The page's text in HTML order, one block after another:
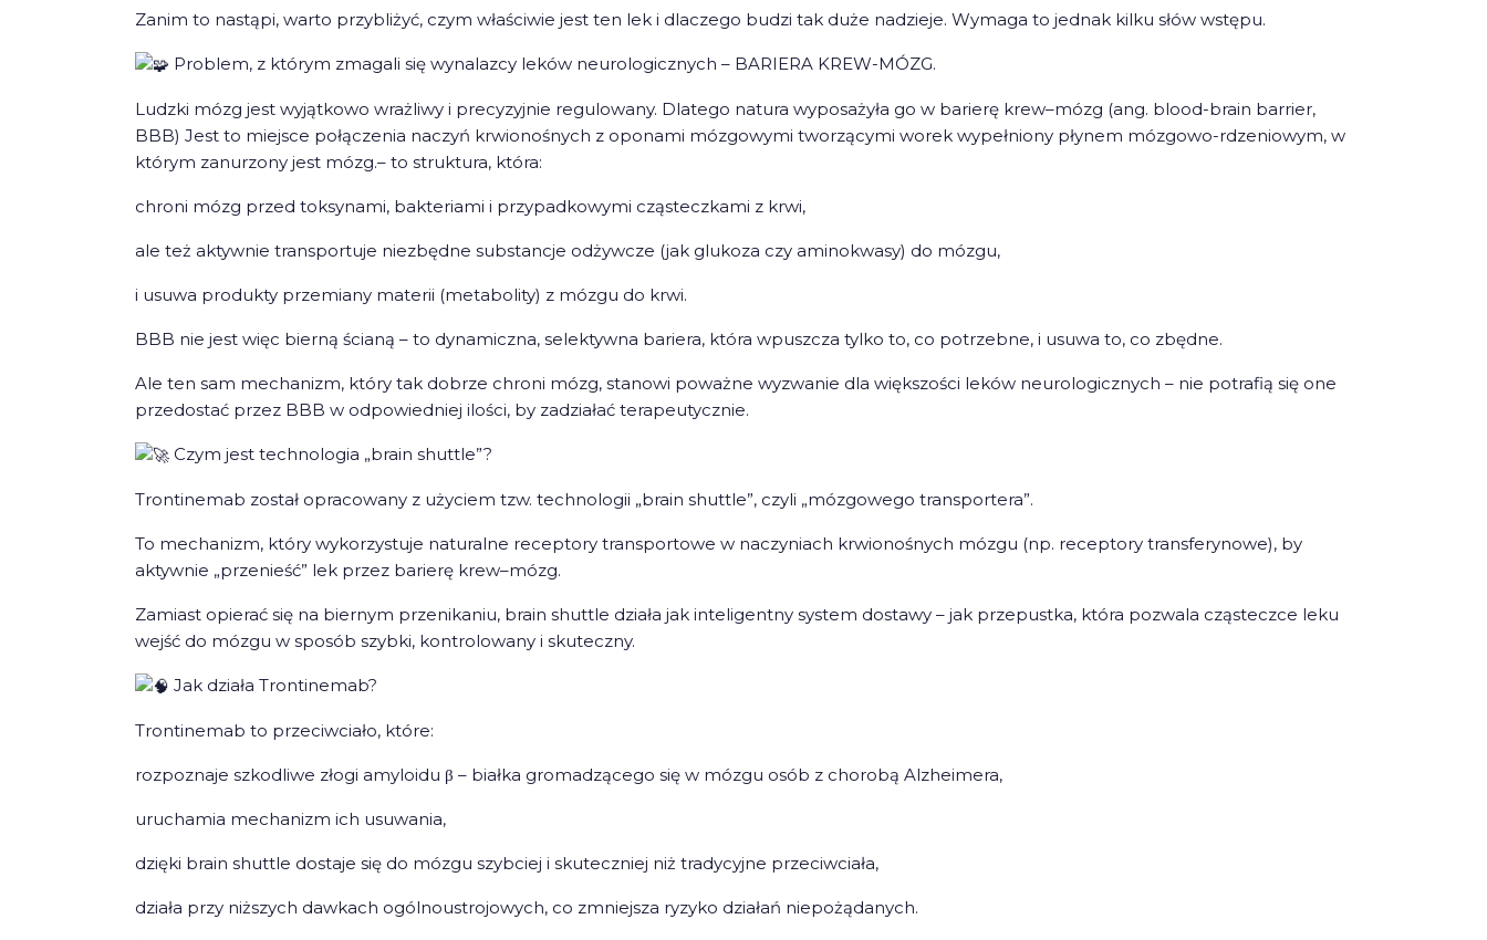
Zanim to nastąpi, warto przybliżyć, czym właściwie jest ten lek i dlaczego budzi tak duże nadzieje. Wymaga to jednak kilku słów wstępu.
Problem, z którym zmagali się wynalazcy leków neurologicznych – BARIERA KREW-MÓZG.
Ludzki mózg jest wyjątkowo wrażliwy i precyzyjnie regulowany. Dlatego natura wyposażyła go w barierę krew–mózg (ang. blood-brain barrier,
BBB) Jest to miejsce połączenia naczyń krwionośnych z oponami mózgowymi tworzącymi worek wypełniony płynem mózgowo-rdzeniowym, w
którym zanurzony jest mózg.– to struktura, która:
chroni mózg przed toksynami, bakteriami i przypadkowymi cząsteczkami z krwi,
ale też aktywnie transportuje niezbędne substancje odżywcze (jak glukoza czy aminokwasy) do mózgu,
i usuwa produkty przemiany materii (metabolity) z mózgu do krwi.
BBB nie jest więc bierną ścianą – to dynamiczna, selektywna bariera, która wpuszcza tylko to, co potrzebne, i usuwa to, co zbędne.
Ale ten sam mechanizm, który tak dobrze chroni mózg, stanowi poważne wyzwanie dla większości leków neurologicznych – nie potrafią się one
przedostać przez BBB w odpowiedniej ilości, by zadziałać terapeutycznie.
Czym jest technologia „brain shuttle”?
Trontinemab został opracowany z użyciem tzw. technologii „brain shuttle”, czyli „mózgowego transportera”.
To mechanizm, który wykorzystuje naturalne receptory transportowe w naczyniach krwionośnych mózgu (np. receptory transferynowe), by
aktywnie „przenieść” lek przez barierę krew–mózg.
Zamiast opierać się na biernym przenikaniu, brain shuttle działa jak inteligentny system dostawy – jak przepustka, która pozwala cząsteczce leku
wejść do mózgu w sposób szybki, kontrolowany i skuteczny.
Jak działa Trontinemab?
Trontinemab to przeciwciało, które:
rozpoznaje szkodliwe złogi amyloidu β – białka gromadzącego się w mózgu osób z chorobą Alzheimera,
uruchamia mechanizm ich usuwania,
dzięki brain shuttle dostaje się do mózgu szybciej i skuteczniej niż tradycyjne przeciwciała,
działa przy niższych dawkach ogólnoustrojowych, co zmniejsza ryzyko działań niepożądanych.